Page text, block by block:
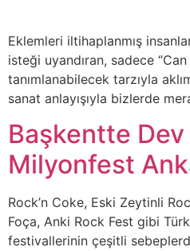
Eklemleri iltihaplanmış
isteği uyandıran, sadece
tanımlanabilecek tarzıyla
sanat anlayışıyla bizlerde
Başkentte Dev
Milyonfest
Rock’n Coke, Eski Zeytinli
Foça, Anki Rock Fest gibi
festivallerinin çeşitli